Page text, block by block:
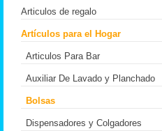
Articulos de regalo
Artículos para el Hogar
Articulos Para Bar
Auxiliar De Lavado y Planchado
Bolsas
Dispensadores y Colgadores